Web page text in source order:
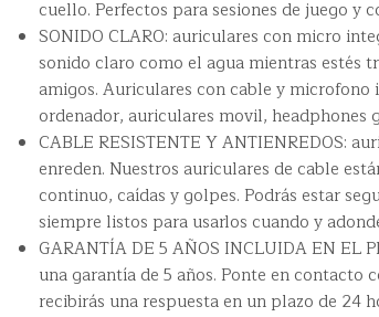
cuello. Perfectos para sesiones de juego y
SONIDO CLARO: auriculares con micro
sonido claro como el agua mientras estés
amigos. Auriculares con cable y
ordenador, auriculares movil,
CABLE RESISTENTE Y ANTIENREDOS:
enreden. Nuestros auriculares de cable
continuo, caídas y golpes. Podrás estar
siempre listos para usarlos cuando y
GARANTÍA DE 5 AÑOS INCLUIDA EN EL
una garantía de 5 años. Ponte en contacto
recibirás una respuesta en un plazo de 24